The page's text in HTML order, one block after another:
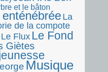
et le bâton
La
de la compote
Le FluxLe Fond
Giètes
Musique